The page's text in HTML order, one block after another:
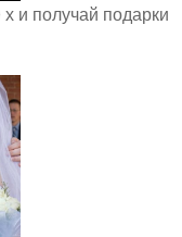
и получай подарки